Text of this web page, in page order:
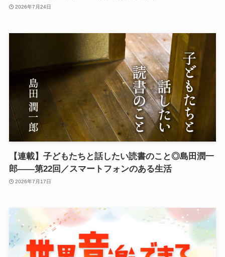
2026年7月24日
【連載】子どもたちと話したい読書のこと◎島田潤一
郎——第22回／スマートフォンのある生活
2026年7月17日